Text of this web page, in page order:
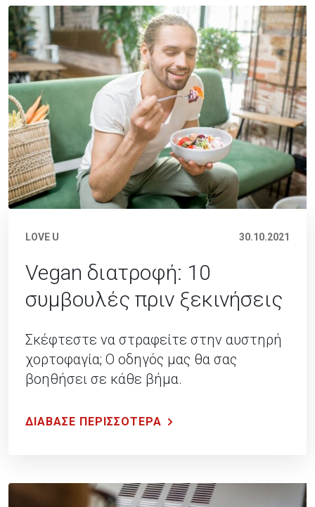
LOVE U 30.10.2021
Vegan διατροφή: 10
συμβουλές πριν ξεκινήσεις
Σκέφτεστε να στραφείτε στην αυστηρή
χορτοφαγία; Ο οδηγός μας θα σας
βοηθήσει σε κάθε βήμα.
ΔΙΑΒΑΣΕ ΠΕΡΙΣΣΟΤΕΡΑ